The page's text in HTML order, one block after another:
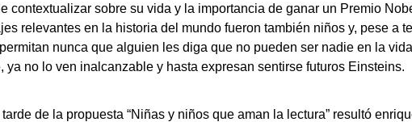
contextualizar sobre su vida y la importancia de ganar un Premio
relevantes en la historia del mundo fueron también niños y, pese a
nunca que alguien les diga que no pueden ser nadie en la
ya no lo ven inalcanzable y hasta expresan sentirse futuros Einsteins.
de la propuesta “Niñas y niños que aman la lectura” resultó